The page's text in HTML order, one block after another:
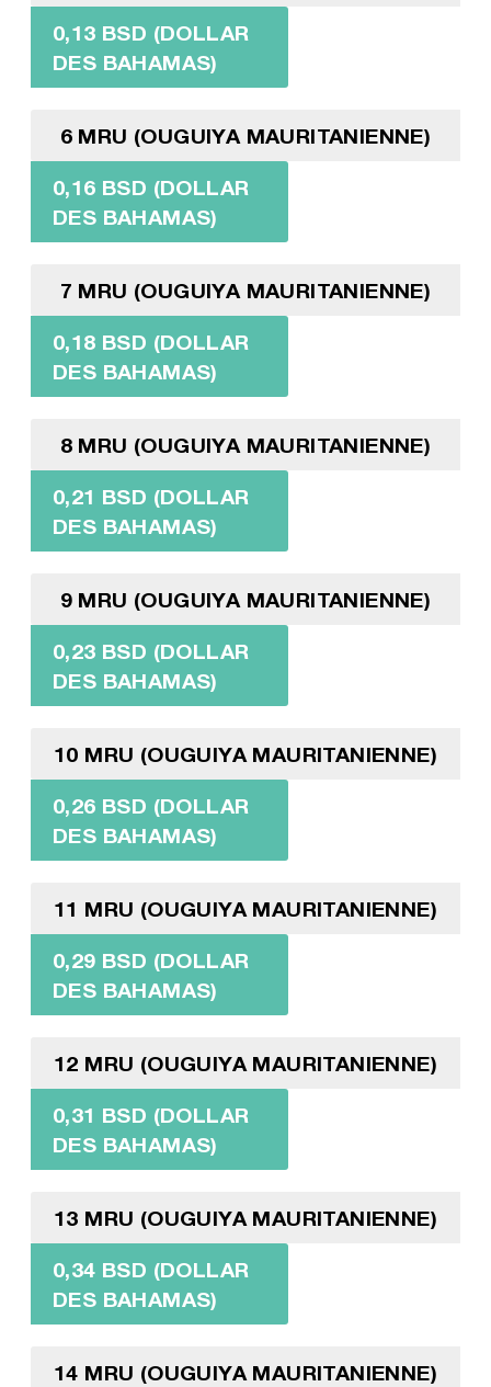
0,13 BSD (DOLLAR
DES BAHAMAS)
6 MRU (OUGUIYA MAURITANIENNE)
0,16 BSD (DOLLAR
DES BAHAMAS)
7 MRU (OUGUIYA MAURITANIENNE)
0,18 BSD (DOLLAR
DES BAHAMAS)
8 MRU (OUGUIYA MAURITANIENNE)
0,21 BSD (DOLLAR
DES BAHAMAS)
9 MRU (OUGUIYA MAURITANIENNE)
0,23 BSD (DOLLAR
DES BAHAMAS)
10 MRU (OUGUIYA MAURITANIENNE)
0,26 BSD (DOLLAR
DES BAHAMAS)
11 MRU (OUGUIYA MAURITANIENNE)
0,29 BSD (DOLLAR
DES BAHAMAS)
12 MRU (OUGUIYA MAURITANIENNE)
0,31 BSD (DOLLAR
DES BAHAMAS)
13 MRU (OUGUIYA MAURITANIENNE)
0,34 BSD (DOLLAR
DES BAHAMAS)
14 MRU (OUGUIYA MAURITANIENNE)